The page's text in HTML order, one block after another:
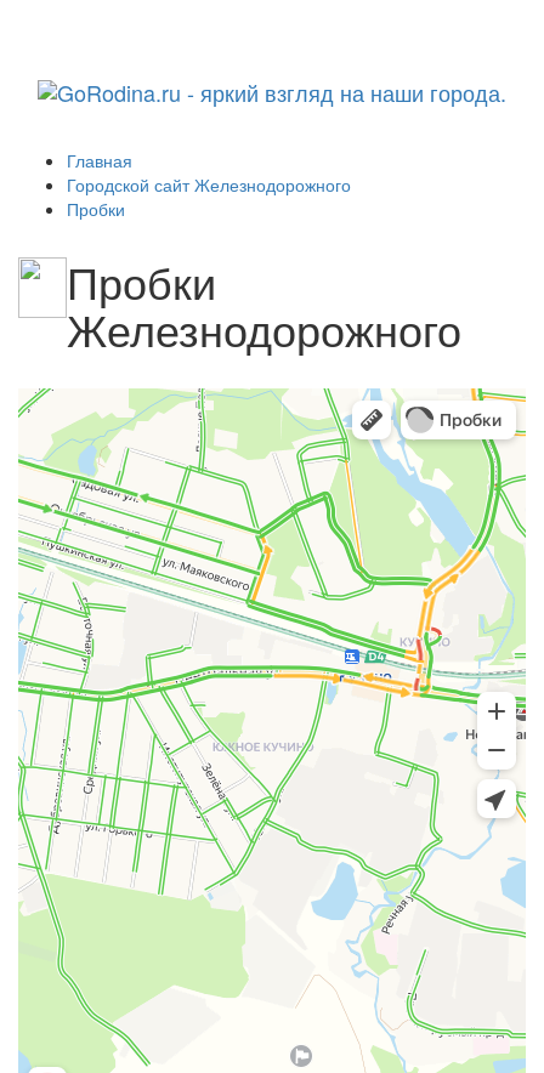
Главная
Городской сайт Железнодорожного
Пробки
Пробки
Железнодорожного